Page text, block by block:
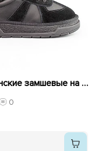
Кеды женские замшевые на меху 593468 Черные
0